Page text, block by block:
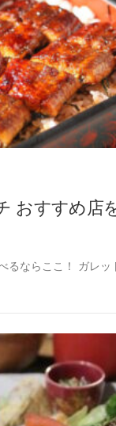
おすすめ店
るならここ！ ガレッ